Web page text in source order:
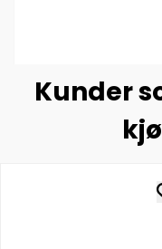
Kunder